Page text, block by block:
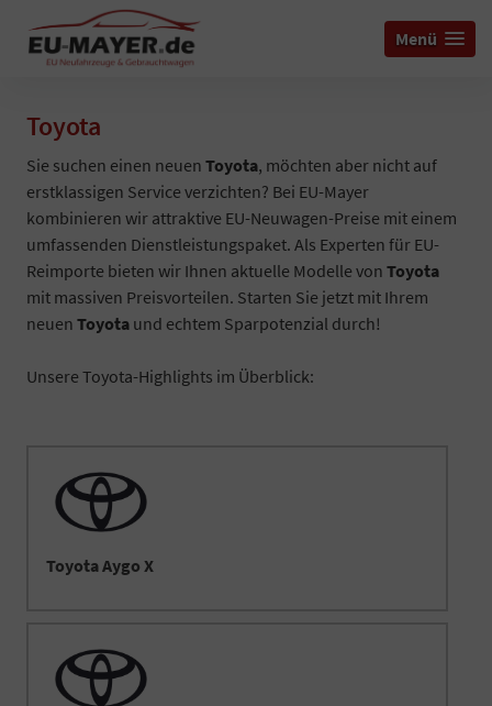
Menü
Toyota
Sie suchen einen neuen Toyota, möchten aber nicht auf
erstklassigen Service verzichten? Bei EU-Mayer
kombinieren wir attraktive EU-Neuwagen-Preise mit einem
umfassenden Dienstleistungspaket. Als Experten für EU-
Reimporte bieten wir Ihnen aktuelle Modelle von Toyota
mit massiven Preisvorteilen. Starten Sie jetzt mit Ihrem
neuen Toyota und echtem Sparpotenzial durch!
Unsere Toyota-Highlights im Überblick:
Toyota Aygo X